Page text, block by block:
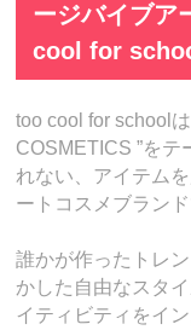
ージバイブア
cool for
too cool for school
COSMETICS ”を
れない、アイテム
ートコスメブランド
誰かが作ったトレ
かした自由なスタ
イティビティをイ